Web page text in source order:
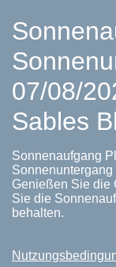
07/08/
Sables
Sonnenaufgang
Genießen Sie die
Sie die
behalten.